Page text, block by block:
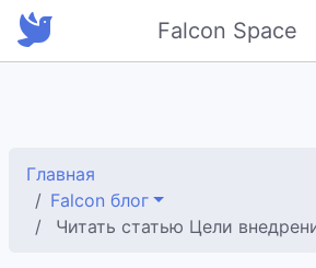
Falcon Space
Главная
Falcon блог
Читать статью Цели внедрения